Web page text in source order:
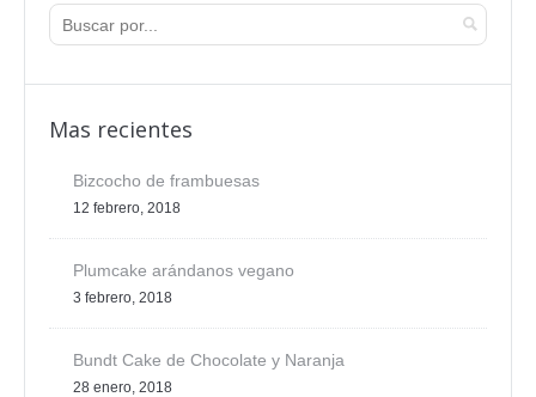
Mas recientes
Bizcocho de frambuesas
12 febrero, 2018
Plumcake arándanos vegano
3 febrero, 2018
Bundt Cake de Chocolate y Naranja
28 enero, 2018